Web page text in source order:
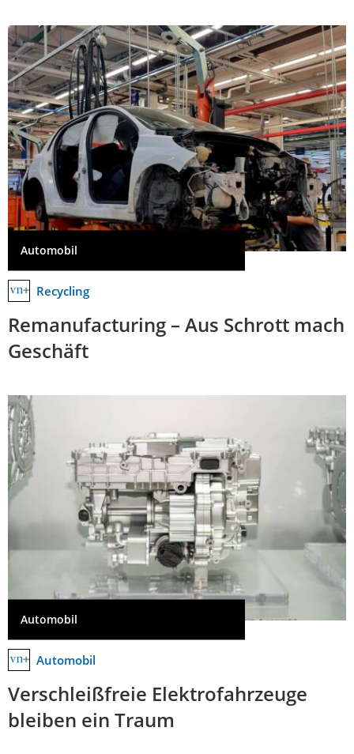
Automobil
Recycling
Remanufacturing – Aus Schrott mach
Geschäft
Automobil
Automobil
Verschleißfreie Elektrofahrzeuge
bleiben ein Traum